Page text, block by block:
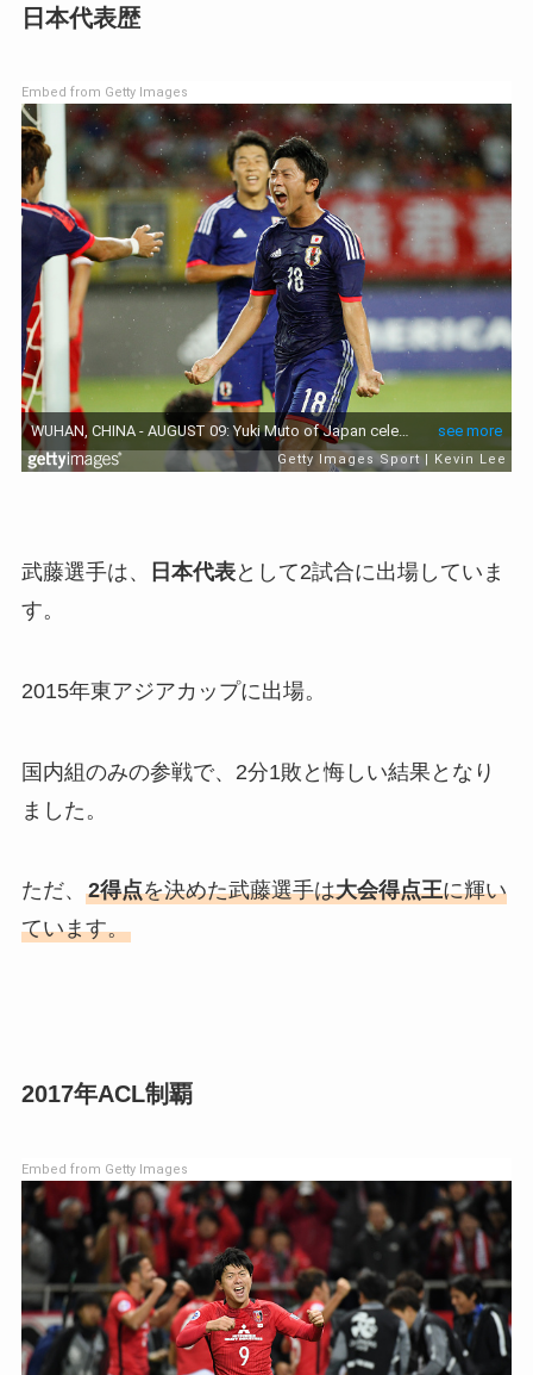
日本代表歴
Embed from Getty Images
武藤選手は、 日本代表として2試合に出場していま
す。
2015年東アジアカップに出場。
国内組のみの参戦で、2分1敗と悔しい結果となり
ました。
ただ、 2得点を決めた武藤選手は大会得点王に輝い
ています。
2017年ACL制覇
Embed from Getty Images